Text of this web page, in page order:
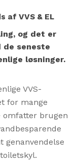
af VVS & EL
og det er
seneste
løsninger.
VVS-
for mange
omfatter brugen
genanvendelse